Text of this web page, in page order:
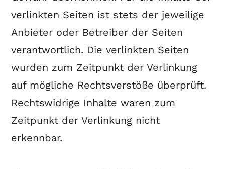
verlinkten Seiten ist stets der jeweilige
Anbieter oder Betreiber der Seiten
verantwortlich. Die verlinkten Seiten
wurden zum Zeitpunkt der Verlinkung
auf mögliche Rechtsverstöße überprüft.
Rechtswidrige Inhalte waren zum
Zeitpunkt der Verlinkung nicht
erkennbar.